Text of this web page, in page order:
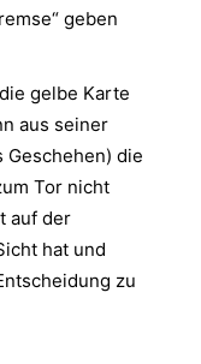
geben
gelbe Karte
aus seiner
Geschehen) die
Tor nicht
auf der
hat und
zu